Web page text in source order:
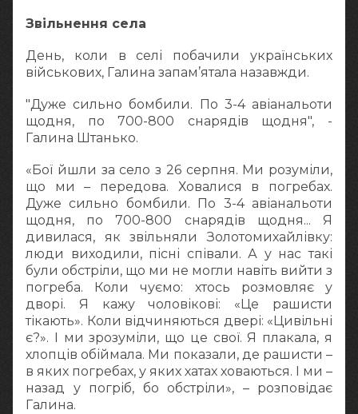
Звільнення села
День, коли в селі побачили українських
військових, Галина запам’ятала назавжди.
"Дуже сильно бомбили. По 3-4 авіанальоти
щодня, по 700-800 снарядів щодня", -
Галина Штанько.
«Бої йшли за село з 26 серпня. Ми розуміли,
що ми – передова. Ховалися в погребах.
Дуже сильно бомбили. По 3-4 авіанальоти
щодня, по 700-800 снарядів щодня... Я
дивилася, як звільняли Золотомихайлівку:
люди виходили, пісні співали. А у нас такі
були обстріли, що ми не могли навіть вийти з
погреба. Коли чуємо: хтось розмовляє у
дворі. Я кажу чоловікові: «Це рашисти
тікають». Коли відчиняються двері: «Цивільні
є?». І ми зрозуміли, що це свої. Я плакала, я
хлопців обіймала. Ми показали, де рашисти –
в яких погребах, у яких хатах ховаються. І ми –
назад у погріб, бо обстріли», – розповідає
Галина.